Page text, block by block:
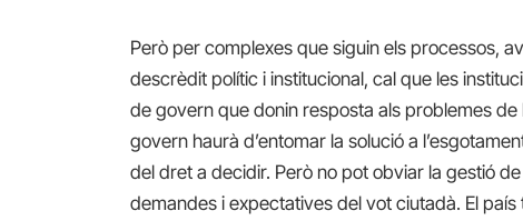
Però per complexes que siguin els processos,
descrèdit polític i institucional, cal que les
de govern que donin resposta als problemes
govern haurà d’entomar la solució a
del dret a decidir. Però no pot obviar la gestió
demandes i expectatives del vot ciutadà. El